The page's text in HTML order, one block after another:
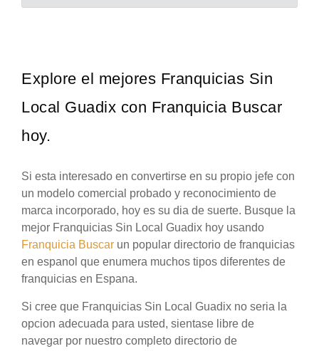
Explore el mejores Franquicias Sin
Local Guadix con Franquicia Buscar
hoy.
Si esta interesado en convertirse en su propio jefe con
un modelo comercial probado y reconocimiento de
marca incorporado, hoy es su dia de suerte. Busque la
mejor Franquicias Sin Local Guadix hoy usando
Franquicia Buscar un popular directorio de franquicias
en espanol que enumera muchos tipos diferentes de
franquicias en Espana.
Si cree que Franquicias Sin Local Guadix no seria la
opcion adecuada para usted, sientase libre de
navegar por nuestro completo directorio de